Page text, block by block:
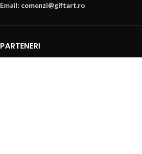
Email: comenzi@giftart.ro
PARTENERI